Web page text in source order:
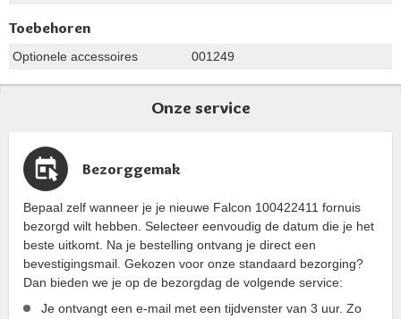
Toebehoren
Optionele accessoires 001249
Onze service
Bezorggemak
Bepaal zelf wanneer je je nieuwe Falcon 100422411 fornuis
bezorgd wilt hebben. Selecteer eenvoudig de datum die je het
beste uitkomt. Na je bestelling ontvang je direct een
bevestigingsmail. Gekozen voor onze standaard bezorging?
Dan bieden we je op de bezorgdag de volgende service:
Je ontvangt een e-mail met een tijdvenster van 3 uur. Zo